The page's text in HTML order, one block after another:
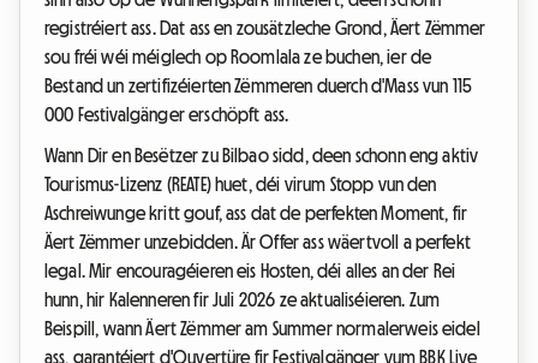
registréiert ass. Dat ass en zousätzleche Grond, Äert Zëmmer
sou fréi wéi méiglech op Roomlala ze buchen, ier de
Bestand un zertifizéierten Zëmmeren duerch d'Mass vun 115
000 Festivalgänger erschöpft ass.
Wann Dir en Besëtzer zu Bilbao sidd, deen schonn eng aktiv
Tourismus-Lizenz (REATE) huet, déi virum Stopp vun den
Aschreiwunge kritt gouf, ass dat de perfekten Moment, fir
Äert Zëmmer unzebidden. Är Offer ass wäertvoll a perfekt
legal. Mir encouragéieren eis Hosten, déi alles an der Rei
hunn, hir Kalenneren fir Juli 2026 ze aktualiséieren. Zum
Beispill, wann Äert Zëmmer am Summer normalerweis eidel
ass, garantéiert d'Ouvertüre fir Festivalgänger vum BBK Live